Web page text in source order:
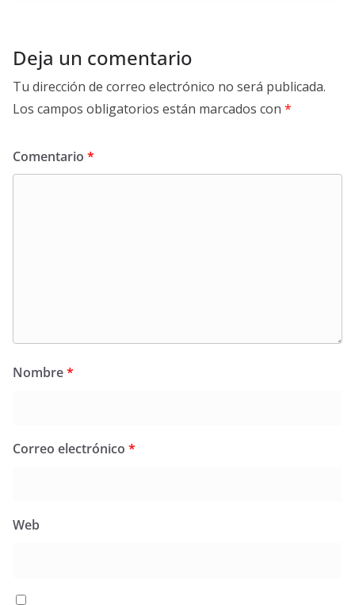
Deja un comentario
Tu dirección de correo electrónico no será publicada.
Los campos obligatorios están marcados con *
Comentario *
Nombre*
Correo electrónico *
Web